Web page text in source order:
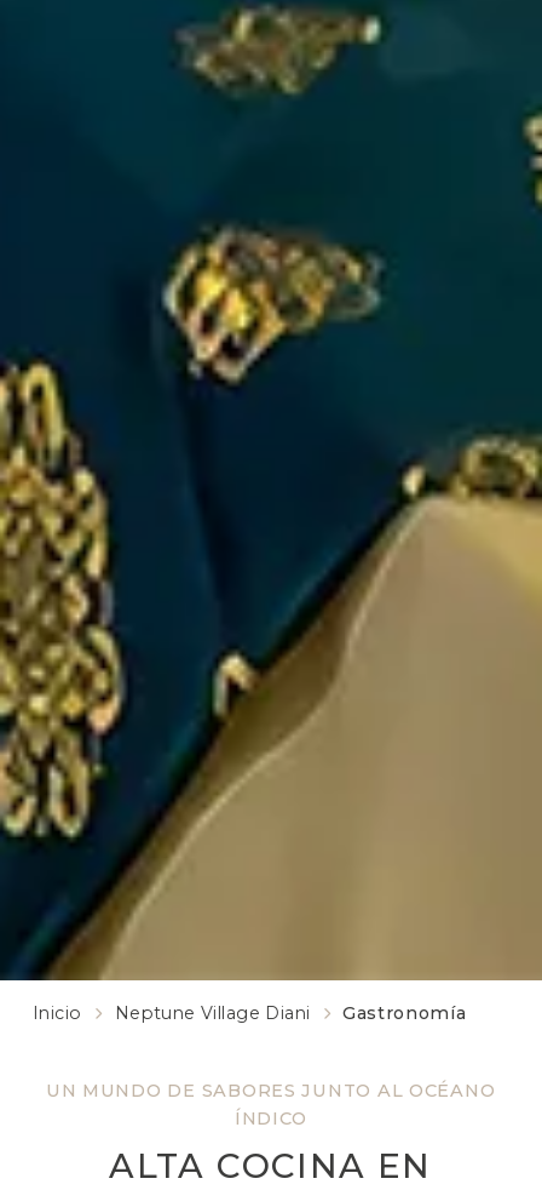
UN MUNDO DE SABORES JUNTO AL OCÉANO
ÍNDICO
ALTA COCINA EN
Inicio Neptune Village Diani Gastronomía